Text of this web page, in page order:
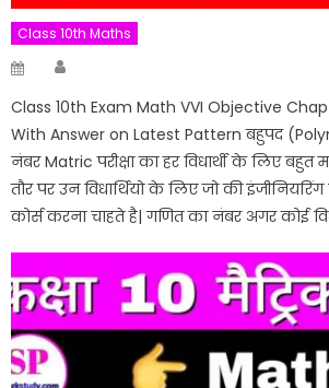
Class 10th Maths
Posted
Class 10th Exam Math VVI Objective
With Answer on Latest Pattern बहुपद
नंबर Matric परीक्षा का हर विधार्थी के लिए बहुत
तौर पर उन विधार्थियो के लिए जो की
कोर्स करना चाहते है| गणित का नंबर अगर कोई